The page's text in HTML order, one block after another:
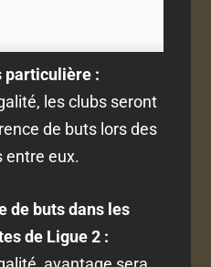
particulière :
les clubs seront
de buts lors des
entre eux.
de buts dans les
de Ligue 2 :